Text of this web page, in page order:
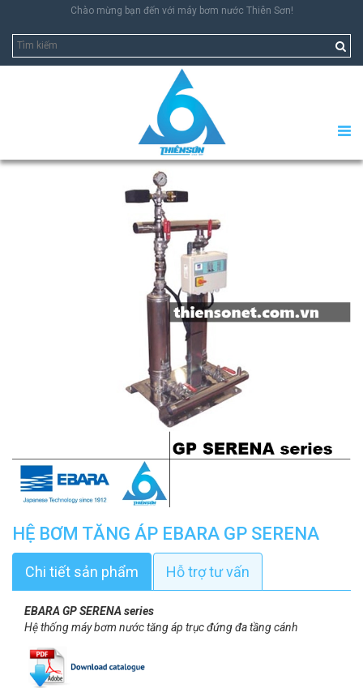
Chào mừng bạn đến với máy bơm nước Thiên Sơn!
HỆ BƠM TĂNG ÁP EBARA GP SERENA
Chi tiết sản phẩm Hỗ trợ tư vấn
EBARA GP SERENA series
Hệ thống máy bơm nước tăng áp trục đứng đa tầng cánh